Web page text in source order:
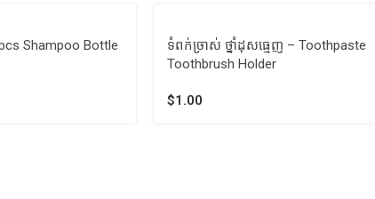
Shampoo Bottle
ទំពក់ច្រាស់​ ថ្នាំដុសធ្មេញ – Toothpaste
Toothbrush Holder
$1.00